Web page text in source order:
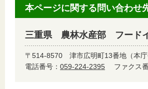
本ページに関する問い合わせ
三重県 農林水産部 フード
〒514-8570 津市広明町13番地（本
電話番号： 059-224-2395 ファクス